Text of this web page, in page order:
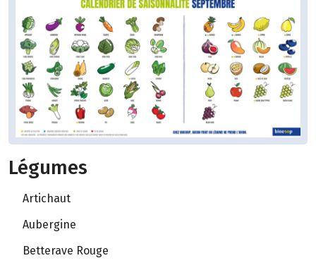
Légumes
Artichaut
Aubergine
Betterave Rouge